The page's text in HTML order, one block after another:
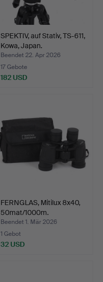
SPEKTIV, auf Stativ, TS-611,
Kowa, Japan.
Beendet 22. Apr 2026
17 Gebote
182 USD
FERNGLAS, Mitilux 8x40,
50mat/1000m.
Beendet 1. Mär 2026
1 Gebot
32 USD